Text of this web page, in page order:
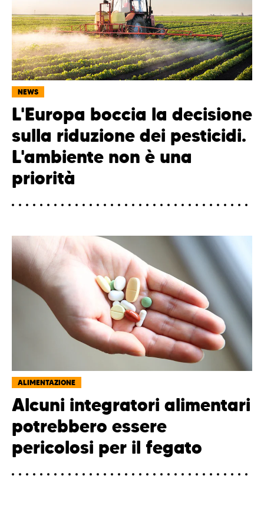
NEWS
L'Europa boccia la decisione
sulla riduzione dei pesticidi.
L'ambiente non è una
priorità
ALIMENTAZIONE
Alcuni integratori alimentari
potrebbero essere
pericolosi per il fegato